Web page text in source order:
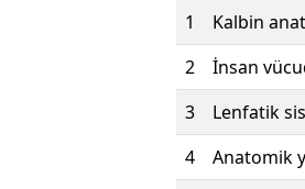
1
Kalbin
2
İnsan
3
Lenfatik
4
Anatomik